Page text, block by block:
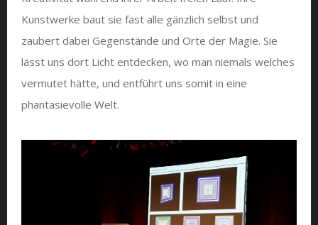
Kunstwerke baut sie fast alle gänzlich selbst und
zaubert dabei Gegenstände und Orte der Magie. Sie
lässt uns dort Licht entdecken, wo man niemals welches
vermutet hätte, und entführt uns somit in eine
phantasievolle Welt.